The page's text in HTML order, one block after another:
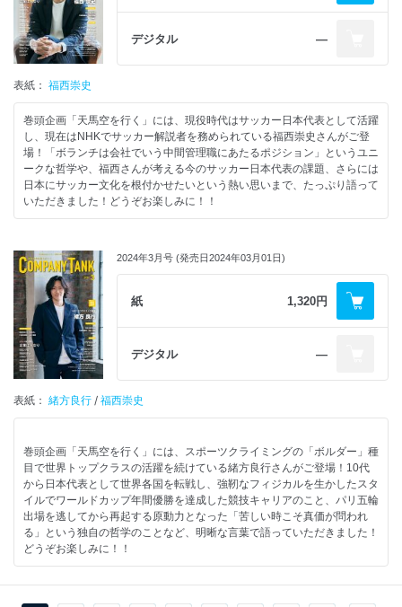
デジタル ―
表紙： 福西崇史
巻頭企画「天馬空を行く」には、現役時代はサッカー日本代表として活躍
し、現在はNHKでサッカー解説者を務められている福西崇史さんがご登
場！「ボランチは会社でいう中間管理職にあたるポジション」というユニ
ークな哲学や、福西さんが考える今のサッカー日本代表の課題、さらには
日本にサッカー文化を根付かせたいという熱い思いまで、たっぷり語って
いただきました！どうぞお楽しみに！！
2024年3月号 (発売日2024年03月01日)
紙 1,320円
デジタル ―
表紙： 緒方良行 / 福西崇史
巻頭企画「天馬空を行く」には、スポーツクライミングの「ボルダー」種
目で世界トップクラスの活躍を続けている緒方良行さんがご登場！10代
から日本代表として世界各国を転戦し、強靭なフィジカルを生かしたスタ
イルでワールドカップ年間優勝を達成した競技キャリアのこと、パリ五輪
出場を逃してから再起する原動力となった「苦しい時こそ真価が問われ
る」という独自の哲学のことなど、明晰な言葉で語っていただきました！
どうぞお楽しみに！！